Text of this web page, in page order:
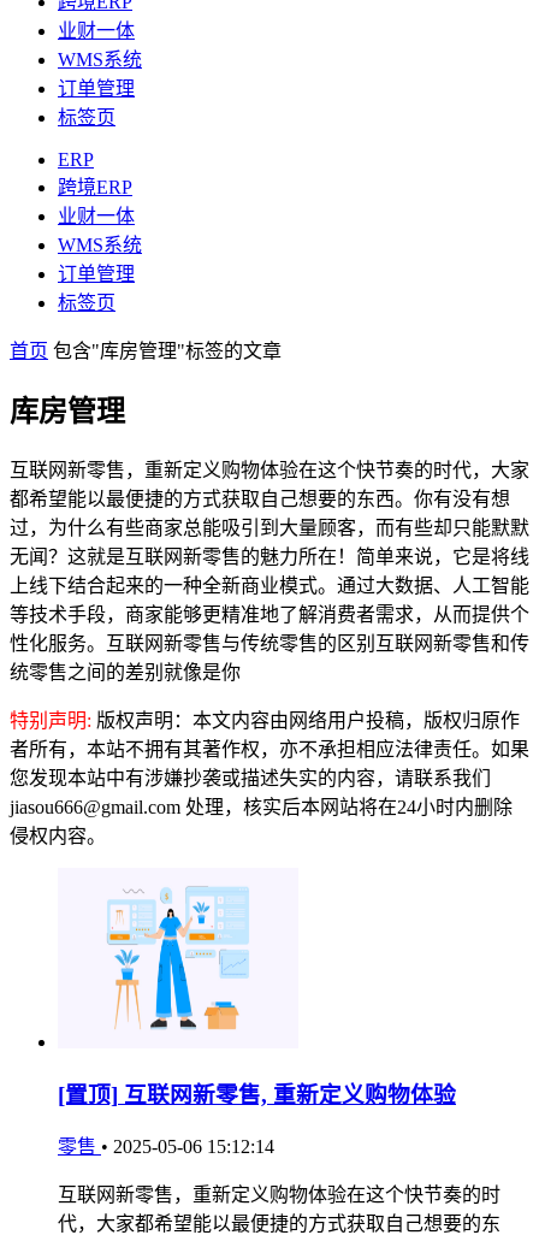
业财一体
WMS系统
订单管理
标签页
ERP
跨境ERP
业财一体
WMS系统
订单管理
标签页
首页 包含"库房管理"标签的文章
库房管理
互联网新零售，重新定义购物体验在这个快节奏的时代，大家
都希望能以最便捷的方式获取自己想要的东西。你有没有想
过，为什么有些商家总能吸引到大量顾客，而有些却只能默默
无闻？这就是互联网新零售的魅力所在！简单来说，它是将线
上线下结合起来的一种全新商业模式。通过大数据、人工智能
等技术手段，商家能够更精准地了解消费者需求，从而提供个
性化服务。互联网新零售与传统零售的区别互联网新零售和传
统零售之间的差别就像是你
特别声明: 版权声明：本文内容由网络用户投稿，版权归原作
者所有，本站不拥有其著作权，亦不承担相应法律责任。如果
您发现本站中有涉嫌抄袭或描述失实的内容，请联系我们
jiasou666@gmail.com 处理，核实后本网站将在24小时内删除
侵权内容。
[置顶] 互联网新零售, 重新定义购物体验
零售 • 2025-05-06 15:12:14
互联网新零售，重新定义购物体验在这个快节奏的时
代，大家都希望能以最便捷的方式获取自己想要的东